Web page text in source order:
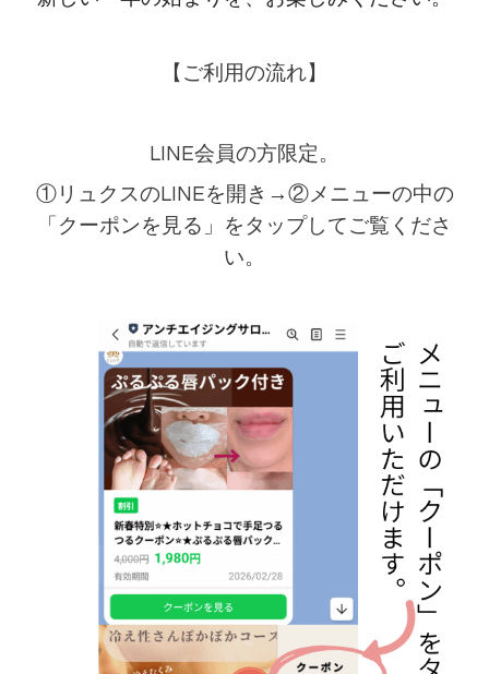
【ご利用の流れ】
LINE会員の方限定。
①リュクスのLINEを開き→②メニューの中の
「クーポンを見る」をタップしてご覧くださ
い。